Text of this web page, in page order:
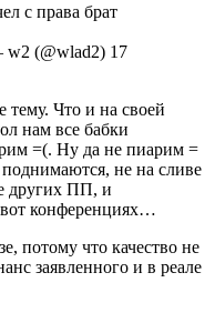
с права брат
(@wlad2) 17
тему. Что и на своей
нам все бабки
=(. Ну да не пиарим =
не на сливе
других ПП, и
вот конференциях…
потому что качество не
заявленного и в реале